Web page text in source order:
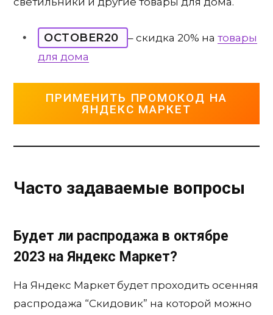
OCTOBER20 – скидка 20% на товары
для дома
ПРИМЕНИТЬ ПРОМОКОД НА
ЯНДЕКС МАРКЕТ
Часто задаваемые вопросы
Будет ли распродажа в октябре
2023 на Яндекс Маркет?
На Яндекс Маркет будет проходить осенняя
распродажа “Скидовик” на которой можно